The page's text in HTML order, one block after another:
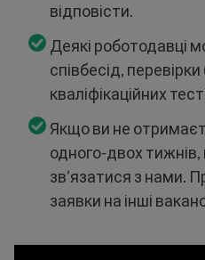
відповісти.
Деякі роботодавці
співбесід,
кваліфікаційних
Якщо ви не
одного-двох
зв’язатися з нами.
заявки на інші